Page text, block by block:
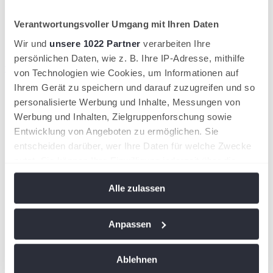
Verantwortungsvoller Umgang mit Ihren Daten
Wir und unsere 1022 Partner verarbeiten Ihre
persönlichen Daten, wie z. B. Ihre IP-Adresse, mithilfe
von Technologien wie Cookies, um Informationen auf
Ihrem Gerät zu speichern und darauf zuzugreifen und so
personalisierte Werbung und Inhalte, Messungen von
Werbung und Inhalten, Zielgruppenforschung sowie
Entwicklung von Angeboten zu ermöglichen. Sie
entscheiden darüber, wer Ihre Daten für welche Zwecke
Cookie-Erklärung oder durch Klicken auf das Privacy
Trigger Symbol ändern oder widerrufen
Wenn Sie es erlauben, würden wir auch gerne:
Alle zulassen
Anpassen
Ablehnen
wird in einer neuen Registerkarte geöffnet